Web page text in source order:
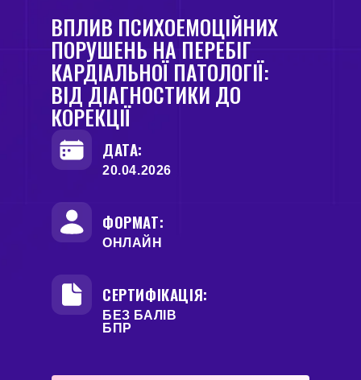
ДАТА:
20.04.2026
ФОРМАТ:
ОНЛАЙН
СЕРТИФІКАЦІЯ:
БЕЗ БАЛІВ
БПР
ВПЛИВ ПСИХОЕМОЦІЙНИХ
ПОРУШЕНЬ НА ПЕРЕБІГ
КАРДІАЛЬНОЇ ПАТОЛОГІЇ:
ВІД ДІАГНОСТИКИ ДО
КОРЕКЦІЇ